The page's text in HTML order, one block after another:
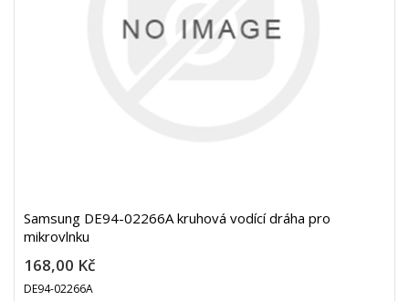
Samsung DE94-02266A kruhová vodící dráha pro
mikrovlnku
168,00 Kč
DE94-02266A